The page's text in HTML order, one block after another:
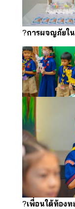
?การผจญภัยใ
?เพื่อนใต้ท้องท